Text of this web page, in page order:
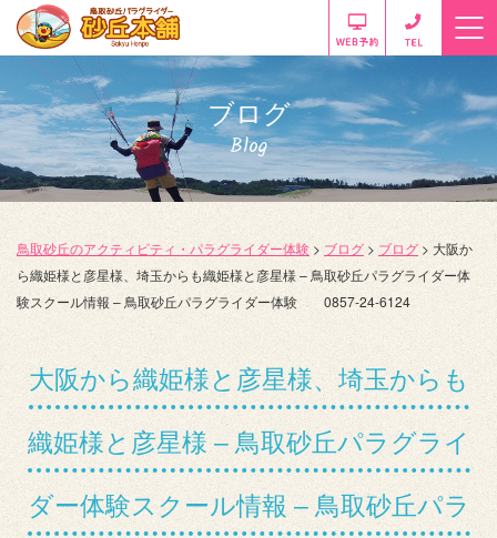
ブログ
Blog
鳥取砂丘のアクティビティ・パラグライダー体験 > ブログ > ブログ > 大阪か
ら織姫様と彦星様、埼玉からも織姫様と彦星様 – 鳥取砂丘パラグライダー体
験スクール情報 – 鳥取砂丘パラグライダー体験 0857-24-6124
大阪から織姫様と彦星様、埼玉からも
織姫様と彦星様 – 鳥取砂丘パラグライ
ダー体験スクール情報 – 鳥取砂丘パラ